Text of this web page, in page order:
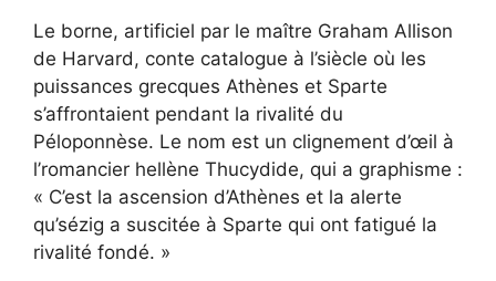
Le borne, artificiel par le maître Graham Allison
de Harvard, conte catalogue à l’siècle où les
puissances grecques Athènes et Sparte
s’affrontaient pendant la rivalité du
Péloponnèse. Le nom est un clignement d’œil à
l’romancier hellène Thucydide, qui a graphisme :
« C’est la ascension d’Athènes et la alerte
qu’sézig a suscitée à Sparte qui ont fatigué la
rivalité fondé. »